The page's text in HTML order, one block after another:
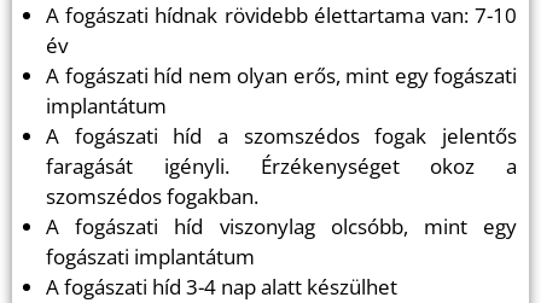
A fogászati hídnak rövidebb élettartama van: 7-10
év
A fogászati híd nem olyan erős, mint egy fogászati
implantátum
A fogászati híd a szomszédos fogak jelentős
faragását igényli. Érzékenységet okoz a
szomszédos fogakban.
A fogászati híd viszonylag olcsóbb, mint egy
fogászati implantátum
A fogászati híd 3-4 nap alatt készülhet